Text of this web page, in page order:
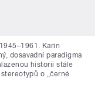
Karin
dosavadní paradigma
historii stále
o „černé